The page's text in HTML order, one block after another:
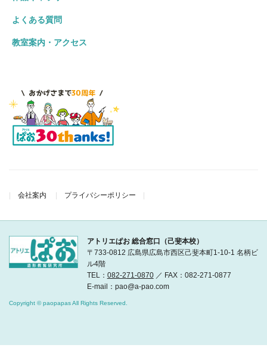
よくある質問
教室案内・アクセス
会社案内 プライバシーポリシー
アトリエぱお 総合窓口（己斐本校）
〒733-0812 広島県広島市西区己斐本町1-10-1 名柄ビ
ル4階
TEL： 082-271-0870／ FAX：082-271-0877
E-mail：pao@a-pao.com
Copyright © paopapas All Rights Reserved.